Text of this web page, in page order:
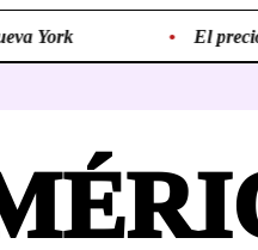
York El precio